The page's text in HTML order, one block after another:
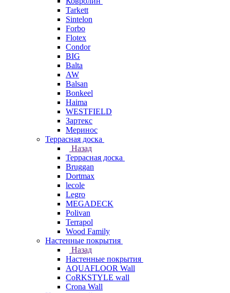
Tarkett
Sintelon
Forbo
Flotex
Condor
BIG
Balta
AW
Balsan
Bonkeel
Haima
WESTFIELD
Зартекс
Меринос
Террасная доска
Назад
Террасная доска
Bruggan
Dortmax
lecole
Legro
MEGADECK
Polivan
Terrapol
Wood Family
Настенные покрытия
Назад
Настенные покрытия
AQUAFLOOR Wall
CoRKSTYLE wall
Crona Wall